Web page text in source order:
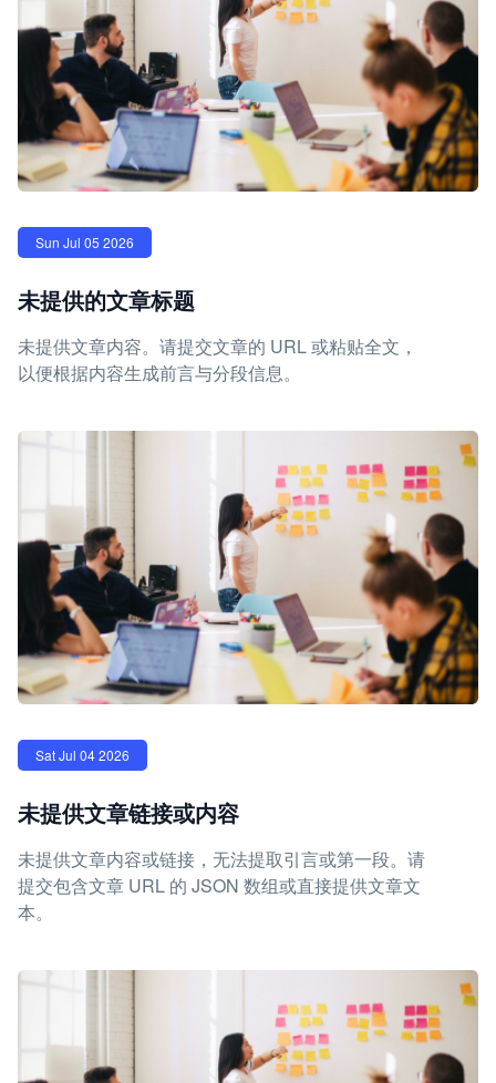
Sun Jul 05 2026
未提供的文章标题
未提供文章内容。请提交文章的 URL 或粘贴全文，
以便根据内容生成前言与分段信息。
Sat Jul 04 2026
未提供文章链接或内容
未提供文章内容或链接，无法提取引言或第一段。请
提交包含文章 URL 的 JSON 数组或直接提供文章文
本。